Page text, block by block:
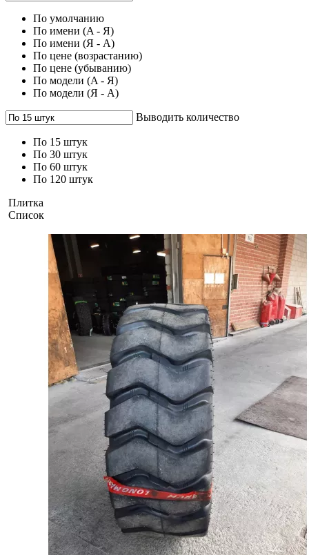
По умолчанию
По имени (A - Я)
По имени (Я - A)
По цене (возрастанию)
По цене (убыванию)
По модели (A - Я)
По модели (Я - A)
Выводить количество
По 15 штук
По 30 штук
По 60 штук
По 120 штук
Плитка
Список